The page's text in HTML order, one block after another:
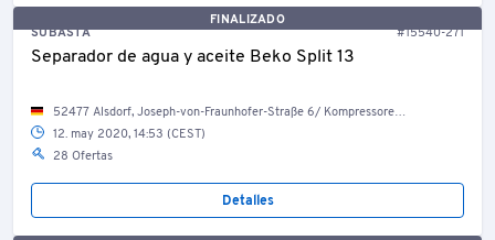
FINALIZADO
SUBASTA
#15540-271
Separador de agua y aceite Beko Split 13
52477 Alsdorf, Joseph-von-Fraunhofer-Straße 6/ Kompressorenraum
12. may 2020, 14:53 (CEST)
28 Ofertas
Detalles